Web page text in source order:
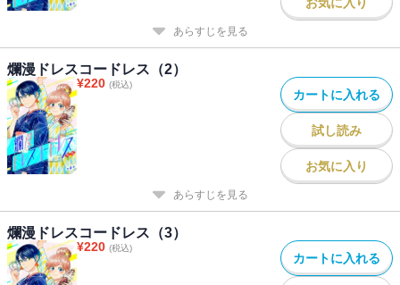
あらすじを見る
爛漫ドレスコードレス（2）
¥220 (税込)
カートに入れる
試し読み
お気に入り
あらすじを見る
爛漫ドレスコードレス（3）
¥220 (税込)
カートに入れる